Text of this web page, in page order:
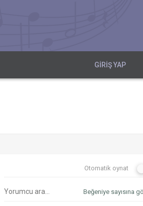
GIRIŞ YAP
Otomatik oynat